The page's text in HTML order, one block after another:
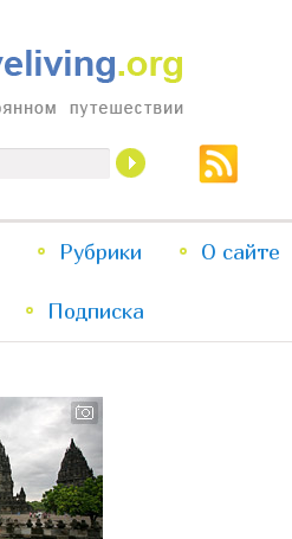
Перейти
к
содержимому
Перейти
к
содержимому
Рубрики О сайте
Подписка